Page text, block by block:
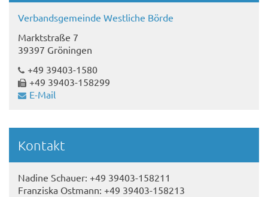
Verbandsgemeinde Westliche Börde
Marktstraße 7
39397 Gröningen
+49 39403-1580
+49 39403-158299
E-Mail
Kontakt
Nadine Schauer: +49 39403-158211
Franziska Ostmann: +49 39403-158213